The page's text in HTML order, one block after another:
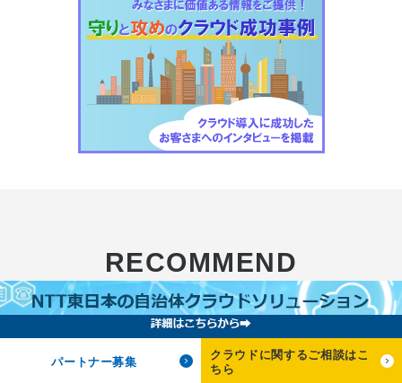
RECOMMEND
その他のコラム
パートナー募集
クラウドに関するご相談はこ
ちら